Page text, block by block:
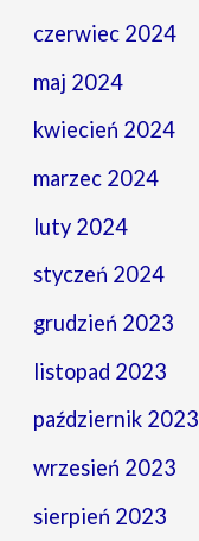
czerwiec 2024
maj 2024
kwiecień 2024
marzec 2024
luty 2024
styczeń 2024
grudzień 2023
listopad 2023
październik 2023
wrzesień 2023
sierpień 2023